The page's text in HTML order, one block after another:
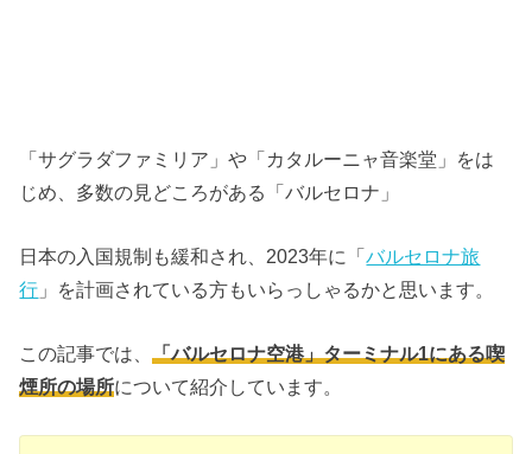
「サグラダファミリア」や「カタルーニャ音楽堂」をは
じめ、多数の見どころがある「バルセロナ」
日本の入国規制も緩和され、2023年に「バルセロナ旅
行 」を計画されている方もいらっしゃるかと思います。
この記事では、「バルセロナ空港」ターミナル1にある喫
煙所の場所について紹介しています。